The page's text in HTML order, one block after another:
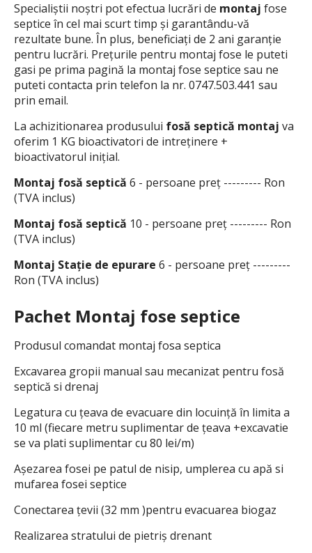
Specialiștii noștri pot efectua lucrări de montaj fose
septice în cel mai scurt timp și garantându-vă
rezultate bune. În plus, beneficiați de 2 ani garanție
pentru lucrări. Prețurile pentru montaj fose le puteti
gasi pe prima pagină la montaj fose septice sau ne
puteti contacta prin telefon la nr. 0747.503.441 sau
prin email.
La achizitionarea produsului fosă septică montaj va
oferim 1 KG bioactivatori de intreținere +
bioactivatorul inițial.
Montaj fosă septică 6 - persoane preț --------- Ron
(TVA inclus)
Montaj fosă septică 10 - persoane preț --------- Ron
(TVA inclus)
Montaj Stație de epurare 6 - persoane preț ---------
Ron (TVA inclus)
Pachet Montaj fose septice
Produsul comandat montaj fosa septica
Excavarea gropii manual sau mecanizat pentru fosă
septică si drenaj
Legatura cu ţeava de evacuare din locuinţă în limita a
10 ml (fiecare metru suplimentar de ţeava +excavatie
se va plati suplimentar cu 80 lei/m)
Aşezarea fosei pe patul de nisip, umplerea cu apă si
mufarea fosei septice
Conectarea ţevii (32 mm )pentru evacuarea biogaz
Realizarea stratului de pietriş drenant